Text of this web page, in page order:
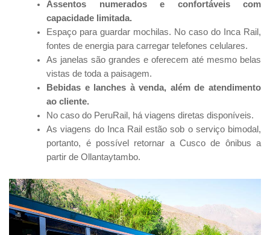
Assentos numerados e confortáveis com
capacidade limitada.
Espaço para guardar mochilas. No caso do Inca Rail,
fontes de energia para carregar telefones celulares.
As janelas são grandes e oferecem até mesmo belas
vistas de toda a paisagem.
Bebidas e lanches à venda, além de atendimento
ao cliente.
No caso do PeruRail, há viagens diretas disponíveis.
As viagens do Inca Rail estão sob o serviço bimodal,
portanto, é possível retornar a Cusco de ônibus a
partir de Ollantaytambo.